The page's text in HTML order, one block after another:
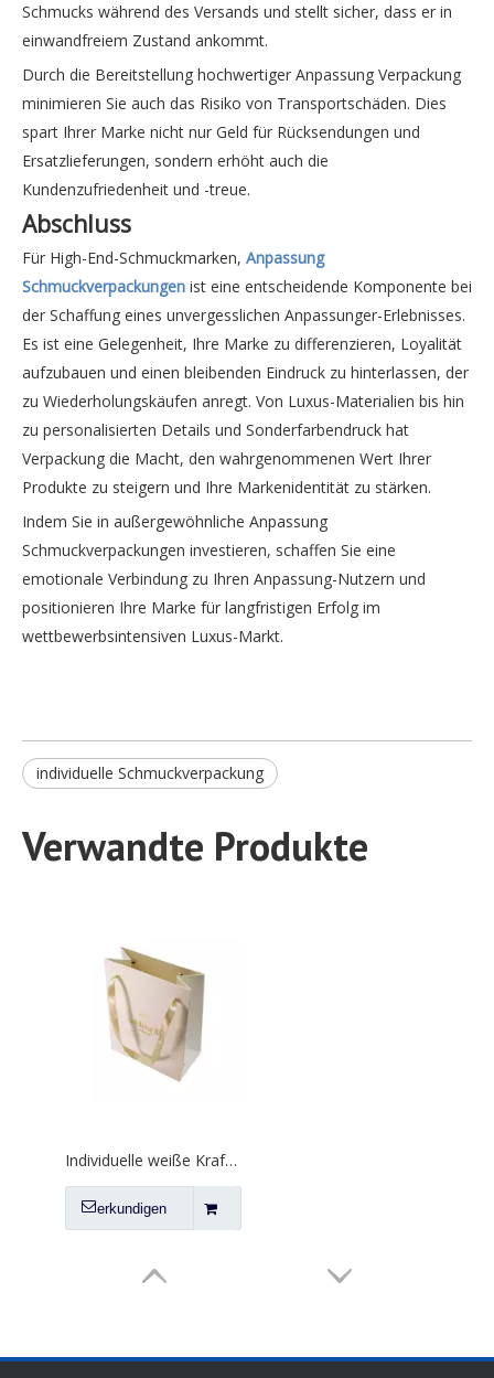
Schmucks während des Versands und stellt sicher, dass er in
einwandfreiem Zustand ankommt.
Durch die Bereitstellung hochwertiger Anpassung Verpackung
minimieren Sie auch das Risiko von Transportschäden. Dies
spart Ihrer Marke nicht nur Geld für Rücksendungen und
Ersatzlieferungen, sondern erhöht auch die
Kundenzufriedenheit und -treue.
Abschluss
Für High-End-Schmuckmarken, Anpassung
Schmuckverpackungen ist eine entscheidende Komponente bei
der Schaffung eines unvergesslichen Anpassunger-Erlebnisses.
Es ist eine Gelegenheit, Ihre Marke zu differenzieren, Loyalität
aufzubauen und einen bleibenden Eindruck zu hinterlassen, der
zu Wiederholungskäufen anregt. Von Luxus-Materialien bis hin
zu personalisierten Details und Sonderfarbendruck hat
Verpackung die Macht, den wahrgenommenen Wert Ihrer
Produkte zu steigern und Ihre Markenidentität zu stärken.
Indem Sie in außergewöhnliche Anpassung
Schmuckverpackungen investieren, schaffen Sie eine
emotionale Verbindung zu Ihren Anpassung-Nutzern und
positionieren Ihre Marke für langfristigen Erfolg im
wettbewerbsintensiven Luxus-Markt.
individuelle Schmuckverpackung
Verwandte Produkte
Maßgeschneidertes Paket mit braunen Einkaufstaschen Hersteller Individuelle weiße Kraftpapiertüte Großhandel Hersteller
Individualisierung Verpackung von Geschenktüten aus weißem Papier Großhandel Maßgeschneidertes Paket mit braunen Einkaufstaschen Hersteller
Individuelle weiße Kraftpapiertüte Großhandel Hersteller